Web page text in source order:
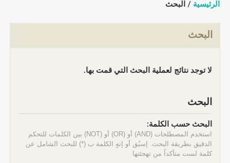
الرئيسية / البحث
البحث
لا توجد نتائج لعملية البحث التي قمت بها.
البحث
البحث حسب الكلمة:
استخدم المصطلحات (AND) أو (OR) أو (NOT) بين الكلمات للتحكم
الدقيق بطريقة البحث. إسبُق أو إنهٍ الكلمة ب (*) للبحث الشامل عن
كلمة لست متأكداً من تهجئتها